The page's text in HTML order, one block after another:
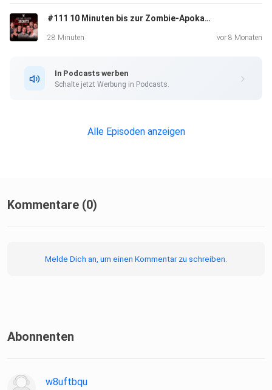
#111 10 Minuten bis zur Zombie-Apokalypse – Was tun?
28 Minuten vor 8 Monaten
In Podcasts werben
Schalte jetzt Werbung in Podcasts.
Alle Episoden anzeigen
Kommentare (0)
Melde Dich an, um einen Kommentar zu schreiben.
Abonnenten
w8uftbqu